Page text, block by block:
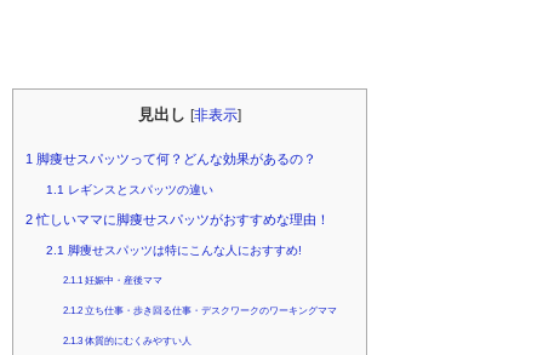
見出し [非表示]
1 脚痩せスパッツって何？どんな効果があるの？
1.1 レギンスとスパッツの違い
2忙しいママに脚痩せスパッツがおすすめな理由！
2.1 脚痩せスパッツは特にこんな人におすすめ!
2.1.1 妊娠中・産後ママ
2.1.2 立ち仕事・歩き回る仕事・デスクワークのワーキングママ
2.1.3 体質的にむくみやすい人